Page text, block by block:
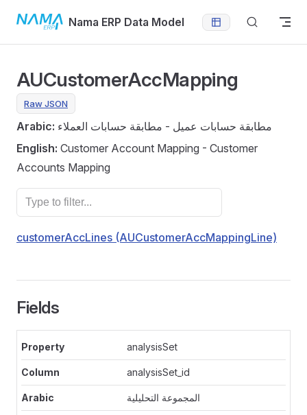
Skip to contentNama ERP Data Model
AUCustomerAccMapping
Raw JSON
Arabic: مطابقة حسابات عميل - مطابقة حسابات العملاء
English: Customer Account Mapping - Customer
Accounts Mapping
customerAccLines (AUCustomerAccMappingLine)
Fields
analysisSet
analysisSet_id
المجموعة التحليلية